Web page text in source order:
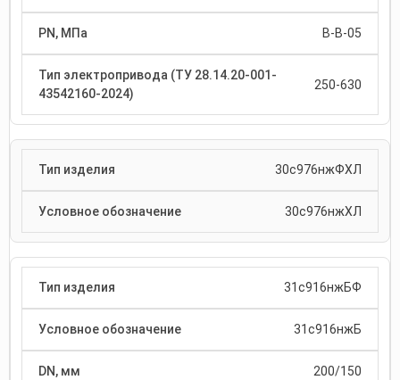
В-В-05
250-630
30с976нжФХЛ
30с976нжХЛ
31с916нжБФ
31с916нжБ
200/150